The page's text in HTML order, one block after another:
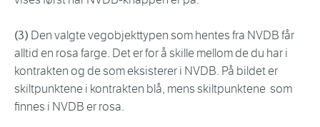
(3) Den valgte vegobjekttypen som hentes fra NVDB får
alltid en rosa farge. Det er for å skille mellom de du har i
kontrakten og de som eksisterer i NVDB. På bildet er
skiltpunktene i kontrakten blå, mens skiltpunktene som
finnes i NVDB er rosa.